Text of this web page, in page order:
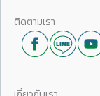
ติดตามเรา